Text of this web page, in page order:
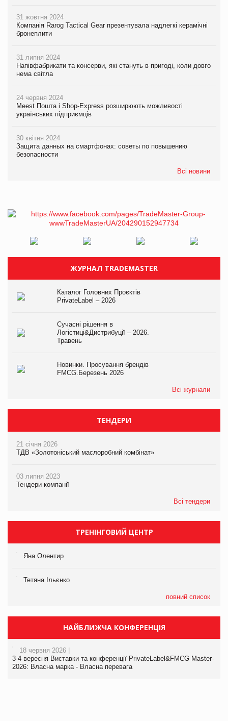
31 жовтня 2024
Компанія Rarog Tactical Gear презентувала надлегкі керамічні
бронеплити
31 липня 2024
Напівфабрикати та консерви, які стануть в пригоді, коли довго
нема світла
24 червня 2024
Meest Пошта і Shop-Express розширюють можливості
українських підприємців
30 квітня 2024
Защита данных на смартфонах: советы по повышению
безопасности
Всі новини
ЖУРНАЛ TRADEMASTER
Каталог Головних Проєктів
PrivateLabel – 2026
Сучасні рішення в
Логістиці&Дистрибуції – 2026.
Травень
Новинки. Просування брендів
FMCG.Березень 2026
Всі журнали
ТЕНДЕРИ
21 січня 2026
ТДВ «Золотоніський маслоробний комбінат»
03 липня 2023
Тендери компанії
Всі тендери
ТРЕНІНГОВИЙ ЦЕНТР
Яна Олентир
Тетяна Ільєнко
повний список
НАЙБЛИЖЧА КОНФЕРЕНЦІЯ
18 червня 2026 |
3-4 вересня Виставки та конференції PrivateLabel&FMCG Master-
2026: Власна марка - Власна перевага